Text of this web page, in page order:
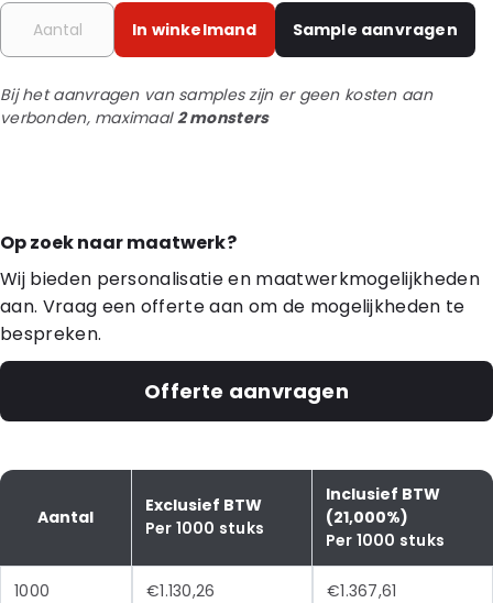
In winkelmand Sample aanvragen
Bij het aanvragen van samples zijn er geen kosten aan
verbonden, maximaal2 monsters
Op zoek naar maatwerk?
Wij bieden personalisatie en maatwerkmogelijkheden
aan. Vraag een offerte aan om de mogelijkheden te
bespreken.
Offerte aanvragen
Aantal
Exclusief BTW
Per 1000 stuks
Inclusief BTW
(21,000%)
Per 1000 stuks
1000 €1.130,26 €1.367,61